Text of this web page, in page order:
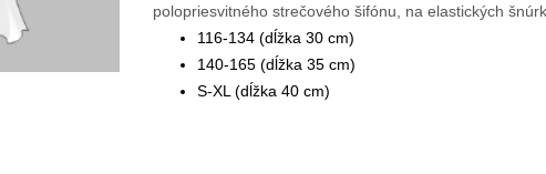
polopriesvitného strečového šifónu, na elastických
116-134 (dĺžka 30 cm)
140-165 (dĺžka 35 cm)
S-XL (dĺžka 40 cm)